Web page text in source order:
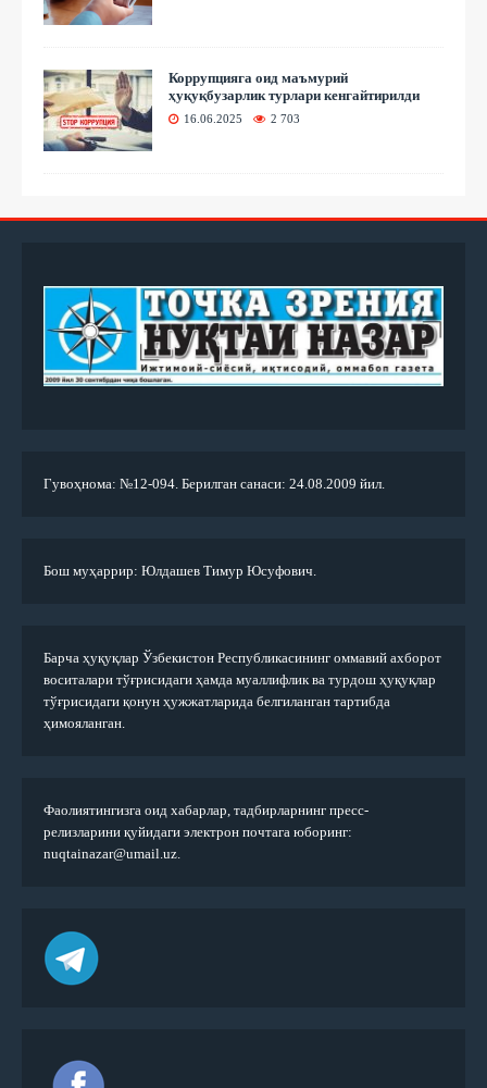
Коррупцияга оид маъмурий
ҳуқуқбузарлик турлари кенгайтирилди
16.06.2025 2 703
Гувоҳнома: №12-094. Берилган санаси: 24.08.2009 йил.
Бош муҳаррир: Юлдашев Тимур Юсуфович.
Барча ҳуқуқлар Ўзбекистон Республикасининг оммавий ахборот
воситалари тўғрисидаги ҳамда муаллифлик ва турдош ҳуқуқлар
тўғрисидаги қонун ҳужжатларида белгиланган тартибда
ҳимояланган.
Фаолиятингизга оид хабарлар, тадбирларнинг пресс-
релизларини қуйидаги электрон почтага юборинг:
nuqtainazar@umail.uz.